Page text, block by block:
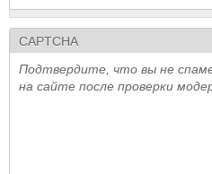
CAPTCHA
Подтвердите, что вы не
на сайте после проверки